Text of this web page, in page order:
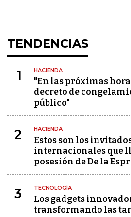
TENDENCIAS
1 HACIENDA
"En las próximas
decreto de
público"
2 HACIENDA
Estos son los
internacionales que
posesión de De la
3 TECNOLOGÍA
Los gadgets
transformando las